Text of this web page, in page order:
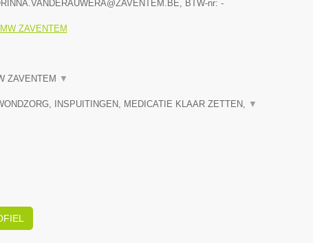
, BTW-nr: -
ZAVENTEM
ZAVENTEM ▼
INSPUITINGEN, MEDICATIE KLAAR ZETTEN, ▼